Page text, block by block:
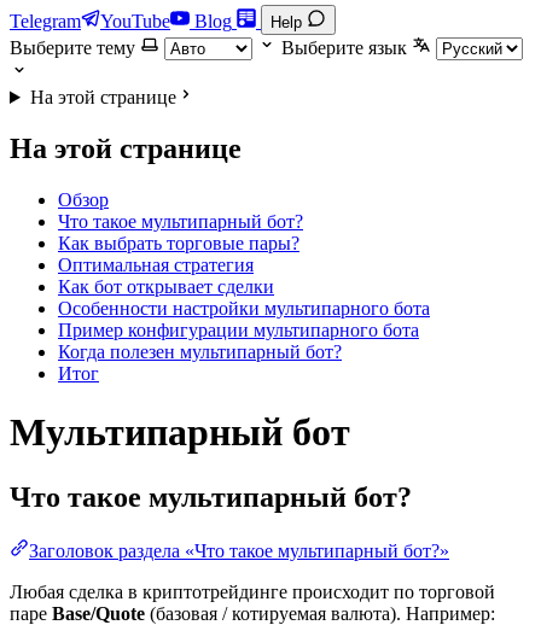
Telegram YouTube Blog Help
Выберите тему Выберите язык
На этой странице
На этой странице
Обзор
Что такое мультипарный бот?
Как выбрать торговые пары?
Оптимальная стратегия
Как бот открывает сделки
Особенности настройки мультипарного бота
Пример конфигурации мультипарного бота
Когда полезен мультипарный бот?
Итог
Мультипарный бот
Что такое мультипарный бот?
Заголовок раздела «Что такое мультипарный бот?»
Любая сделка в криптотрейдинге происходит по торговой
паре Base/Quote (базовая / котируемая валюта). Например: